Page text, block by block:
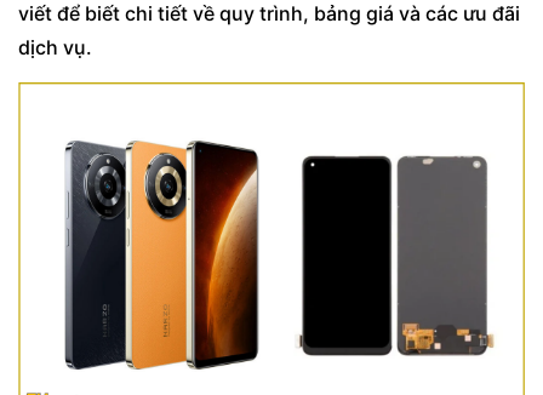
viết để biết chi tiết về quy trình, bảng giá và các ưu đãi
dịch vụ.